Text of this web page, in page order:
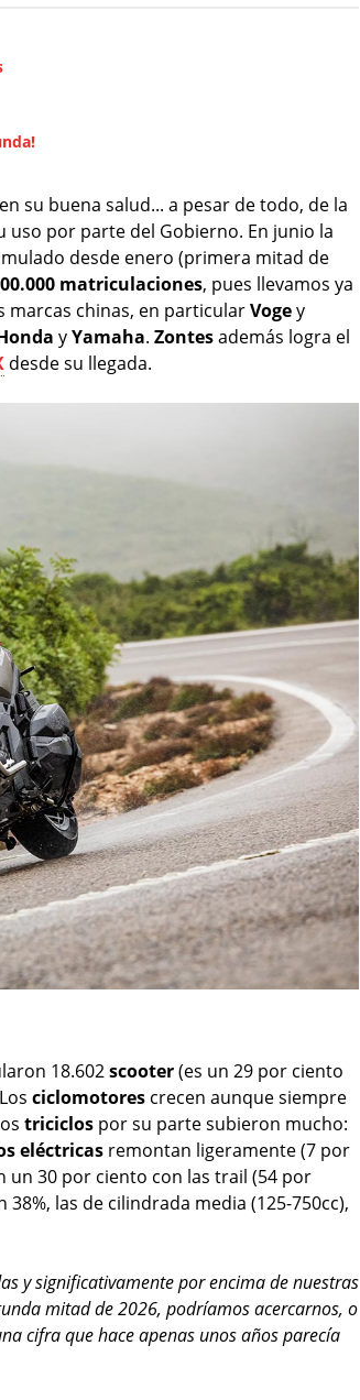
su buena salud... a pesar de todo, de la
uso por parte del Gobierno. En junio la
desde enero (primera mitad de
matriculaciones, pues llevamos ya
marcas chinas, en particularVogey
yYamaha. Zontesademás logra el
desde su llegada.
18.602scooter(es un 29 por ciento
ciclomotores crecen aunque siempre
triciclos por su parte subieron mucho:
eléctricas remontan ligeramente (7 por
un 30 por ciento con las trail (54 por
las de cilindrada media (125-750cc),
y significativamente por encima de nuestras
mitad de 2026, podríamos acercarnos, o
cifra que hace apenas unos años parecía